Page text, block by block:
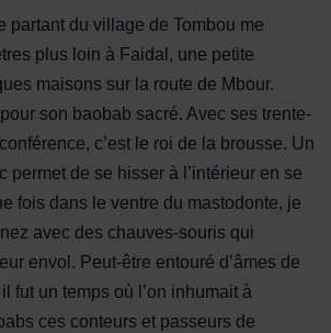
partant du village de Tombou me
plus loin à Faidal, une petite
maisons sur la route de Mbour.
son baobab sacré. Avec ses trente-
c’est le roi de la brousse. Un
permet de se hisser à l’intérieur en se
fois dans le ventre du mastodonte, je
avec des chauves-souris qui
envol. Peut-être entouré d’âmes de
fut un temps où l’on inhumait à
ces conteurs et passeurs de